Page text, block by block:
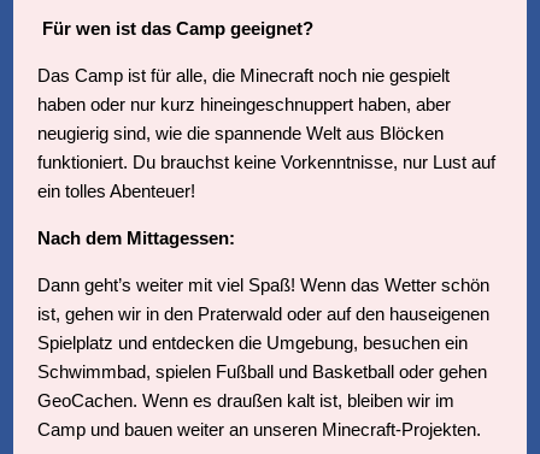
Für wen ist das Camp geeignet?
Das Camp ist für alle, die Minecraft noch nie gespielt
haben oder nur kurz hineingeschnuppert haben, aber
neugierig sind, wie die spannende Welt aus Blöcken
funktioniert. Du brauchst keine Vorkenntnisse, nur Lust auf
ein tolles Abenteuer!
Nach dem Mittagessen:
Dann geht’s weiter mit viel Spaß! Wenn das Wetter schön
ist, gehen wir in den Praterwald oder auf den hauseigenen
Spielplatz und entdecken die Umgebung, besuchen ein
Schwimmbad, spielen Fußball und Basketball oder gehen
GeoCachen. Wenn es draußen kalt ist, bleiben wir im
Camp und bauen weiter an unseren Minecraft-Projekten.